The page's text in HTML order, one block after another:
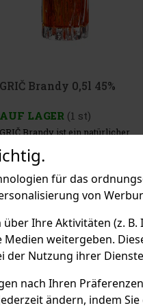
für das
von
Ihre Aktivitäten (z.
Medien weitergeben.
der Nutzung ihrer
nach Ihren
ändern, indem
Metaxa 7 Stars Greek
AUF LAGER (> 5 st)
Metaxa 7 Stars Greek Riviera
legendären griechischen
Destillats, die ein frisches
Farben der Ägäisküste, und
denselben perfekt
ausgewogenen Geschmack
kennen und s
21.90€ ohne VAT 26.50 €
Bestellen